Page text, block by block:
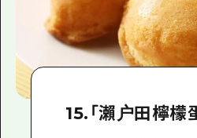
15.「瀨户田檸檬